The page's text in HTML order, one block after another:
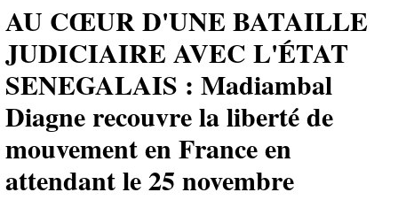
AU CŒUR D'UNE BATAILLE
JUDICIAIRE AVEC L'ÉTAT
SENEGALAIS : Madiambal
Diagne recouvre la liberté de
mouvement en France en
attendant le 25 novembre